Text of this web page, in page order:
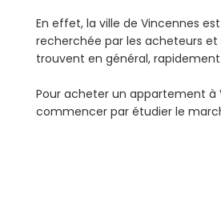
En effet, la ville de Vincennes
recherchée par les acheteurs
trouvent en général,
Pour acheter un appartement à
commencer par étudier le